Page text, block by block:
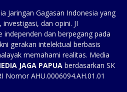
Jaringan Gagasan Indonesia yang
dan opini. JI
dan berpegang pada
gerakan intelektual berbasis
memahami realitas. Media
JAGA PAPUA berdasarkan SK
Nomor AHU.0006094.AH.01.01